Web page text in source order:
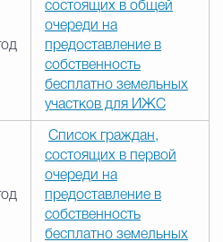
состоящих в общей
очереди на
предоставление в
собственность
бесплатно земельных
участков для ИЖС
Список граждан,
состоящих в первой
очереди на
предоставление в
собственность
бесплатно земельных